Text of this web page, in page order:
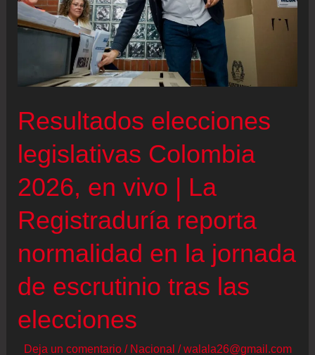
Cepeda:
“Los
millones
votos
el
Congreso
nuestra
consulta”
Resultados elecciones
legislativas Colombia
2026, en vivo | La
Registraduría reporta
normalidad en la jornada
de escrutinio tras las
elecciones
Deja un comentario / Nacional /walala26@gmail.com